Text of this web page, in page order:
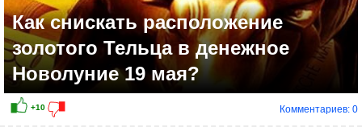
Как снискать расположение
золотого Тельца в денежное
Новолуние 19 мая?
Комментариев: 0